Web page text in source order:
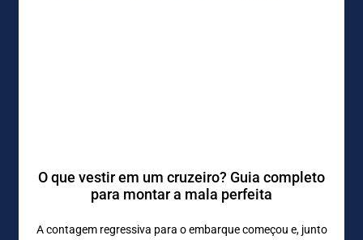
O que vestir em um cruzeiro? Guia completo
para montar a mala perfeita
A contagem regressiva para o embarque começou e, junto